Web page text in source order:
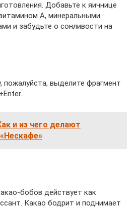
Добавьте к яичнице
А, минеральными
и забудьте о сонливости на
пожалуйста, выделите фрагмент
и из чего делают
бобов действует как
Какао бодрит и поднимает